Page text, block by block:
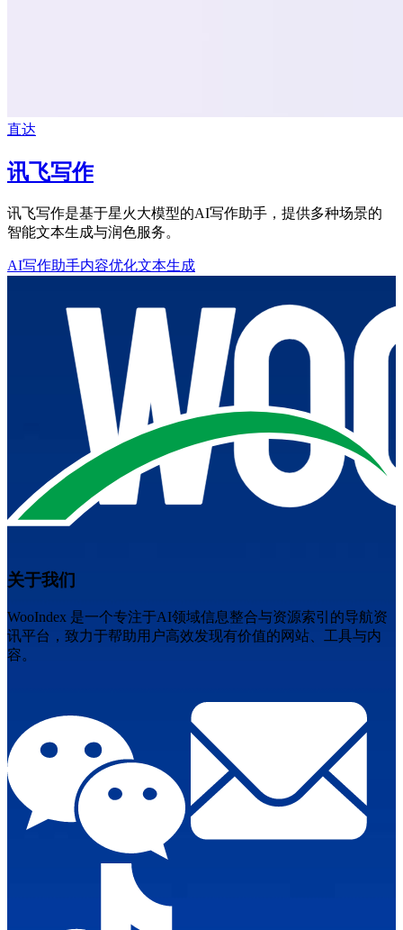
直达
讯飞写作
讯飞写作是基于星火大模型的AI写作助手，提供多种场景的
智能文本生成与润色服务。
AI写作助手内容优化文本生成
关于我们
WooIndex 是一个专注于AI领域信息整合与资源索引的导航资
讯平台，致力于帮助用户高效发现有价值的网站、工具与内
容。